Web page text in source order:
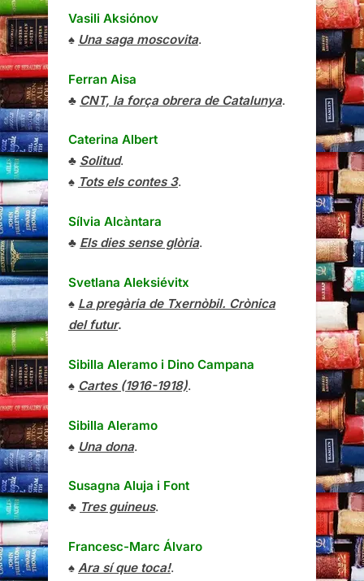
Vasili Aksiónov
♠ Una saga moscovita.
Ferran Aisa
♣ CNT, la força obrera de Catalunya.
Caterina Albert
♣ Solitud.
♠ Tots els contes 3.
Sílvia Alcàntara
♣ Els dies sense glòria.
Svetlana Aleksiévitx
♠ La pregària de Txernòbil. Crònica
del futur.
Sibilla Aleramo i Dino Campana
♠ Cartes (1916-1918).
Sibilla Aleramo
♠ Una dona.
Susagna Aluja i Font
♣ Tres guineus.
Francesc-Marc Álvaro
♠ Ara sí que toca!.